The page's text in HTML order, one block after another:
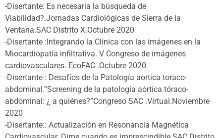
-Disertante: Es necesaria la búsqueda de
Viabilidad?.Jornadas Cardiológicas de Sierra de la
Ventana.SAC Distrito X.Octubre 2020
-Disertante :Integrando la Clínica con las imágenes en la
Miocardiopatía infiltrativa. V Congreso de imágenes
cardiovasculares. EcoFAC .Octubre 2020
-Disertante : Desafíos de la Patología aortica toraco-
abdominal.”Screening de la patología aórtica tóraco-
abdominal: ¿ a quiénes?”Congreso SAC .Virtual.Noviembre
2020
-Disertante:: Actualización en Resonancia Magnética